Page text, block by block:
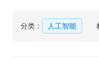
分类： 人工智能